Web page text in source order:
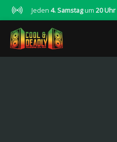
Jeden 4. Samstagum 20 Uhr